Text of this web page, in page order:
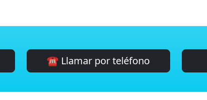
☎️ Llamar por teléfono